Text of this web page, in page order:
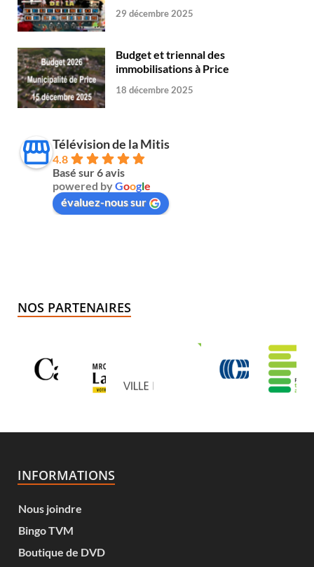
29 décembre 2025
Budget et triennal des
immobilisations à Price
18 décembre 2025
Télévision de la Mitis
4.8
Basé sur 6 avis
powered byGoogle
évaluez-nous sur
NOS PARTENAIRES
INFORMATIONS
Nous joindre
Bingo TVM
Boutique de DVD